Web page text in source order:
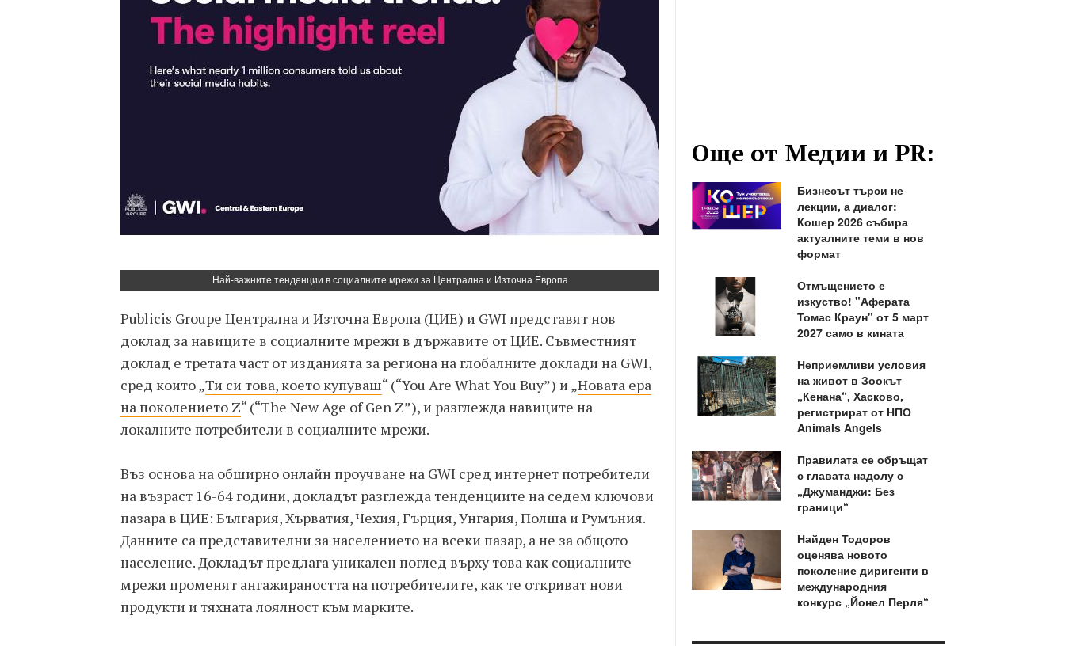
Най-важните тенденции в социалните мрежи за Централна и Източна Европа
Publicis Groupe Централна и Източна Европа (ЦИЕ) и GWI представят нов
доклад за навиците в социалните мрежи в държавите от ЦИЕ. Съвместният
доклад е третата част от изданията за региона на глобалните доклади на GWI,
сред които „Ти си това, което купуваш“ (“You Are What You Buy”) и „Новата ера
на поколението Z“ (“The New Age of Gen Z”), и разглежда навиците на
локалните потребители в социалните мрежи.
Въз основа на обширно онлайн проучване на GWI сред интернет потребители
на възраст 16-64 години, докладът разглежда тенденциите на седем ключови
пазара в ЦИЕ: България, Хърватия, Чехия, Гърция, Унгария, Полша и Румъния.
Данните са представителни за населението на всеки пазар, а не за общото
население. Докладът предлага уникален поглед върху това как социалните
мрежи променят ангажираността на потребителите, как те откриват нови
продукти и тяхната лоялност към марките.
Още от Медии и PR:
Бизнесът търси не
лекции, а диалог:
Кошер 2026 събира
актуалните теми в нов
формат
Отмъщението е
изкуство! "Аферата
Томас Краун" от 5 март
2027 само в кината
Неприемливи условия
на живот в Зоокът
„Кенана“, Хасково,
регистрират от НПО
Animals Angels
Правилата се обръщат
с главата надолу с
„Джуманджи: Без
граници“
Найден Тодоров
оценява новото
поколение диригенти в
международния
конкурс „Йонел Перля“